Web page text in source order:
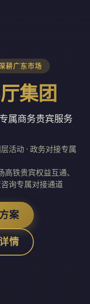
耕广东市场
集团
属商务贵宾服务
活动 · 政务对接专属
铁贵宾权益互通、
询专属对接通道
案
情